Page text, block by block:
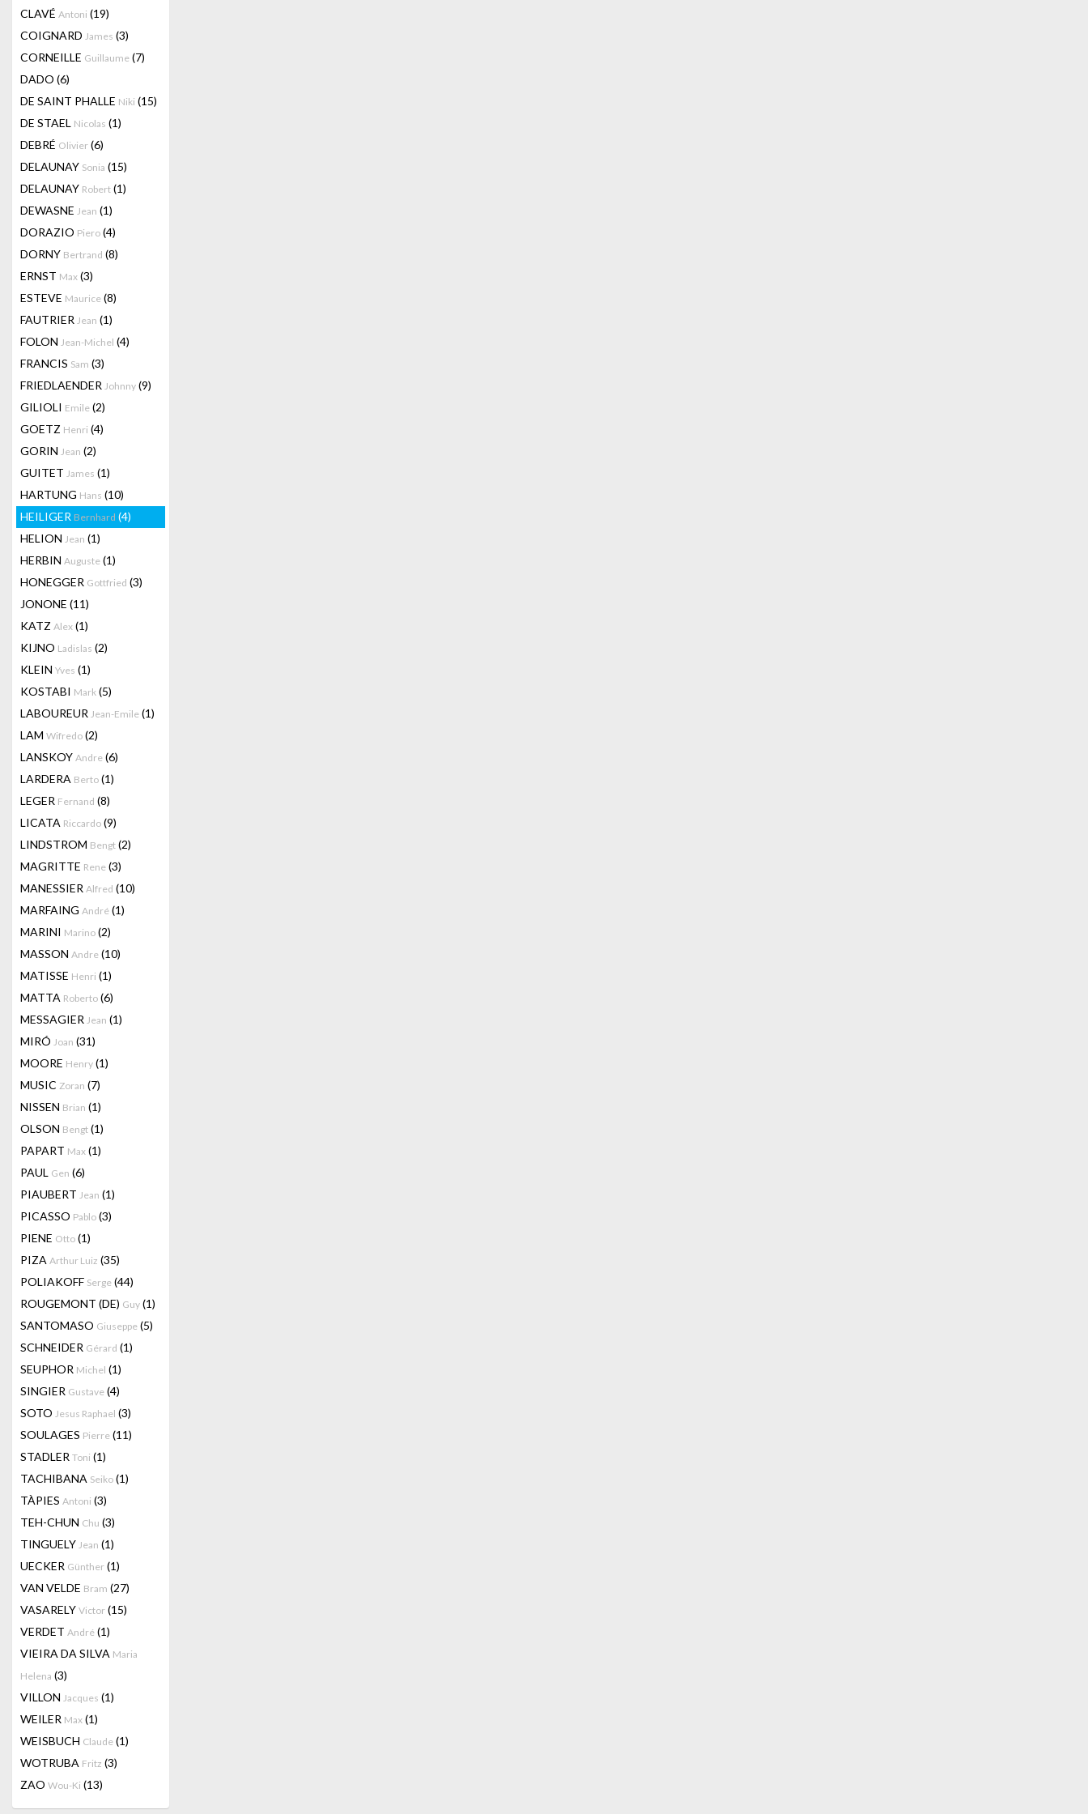
CLAVÉ Antoni (19)
COIGNARD James (3)
CORNEILLE Guillaume (7)
DADO (6)
DE SAINT PHALLE Niki (15)
DE STAEL Nicolas (1)
DEBRÉ Olivier (6)
DELAUNAY Sonia (15)
DELAUNAY Robert (1)
DEWASNE Jean (1)
DORAZIO Piero (4)
DORNY Bertrand (8)
ERNST Max (3)
ESTEVE Maurice (8)
FAUTRIER Jean (1)
FOLON Jean-Michel (4)
FRANCIS Sam (3)
FRIEDLAENDER Johnny (9)
GILIOLI Emile (2)
GOETZ Henri (4)
GORIN Jean (2)
GUITET James (1)
HARTUNG Hans (10)
HEILIGER Bernhard (4)
HELION Jean (1)
HERBIN Auguste (1)
HONEGGER Gottfried (3)
JONONE (11)
KATZ Alex (1)
KIJNO Ladislas (2)
KLEIN Yves (1)
KOSTABI Mark (5)
LABOUREUR Jean-Emile (1)
LAM Wifredo (2)
LANSKOY Andre (6)
LARDERA Berto (1)
LEGER Fernand (8)
LICATA Riccardo (9)
LINDSTROM Bengt (2)
MAGRITTE Rene (3)
MANESSIER Alfred (10)
MARFAING André (1)
MARINI Marino (2)
MASSON Andre (10)
MATISSE Henri (1)
MATTA Roberto (6)
MESSAGIER Jean (1)
MIRÓ Joan (31)
MOORE Henry (1)
MUSIC Zoran (7)
NISSEN Brian (1)
OLSON Bengt (1)
PAPART Max (1)
PAUL Gen (6)
PIAUBERT Jean (1)
PICASSO Pablo (3)
PIENE Otto (1)
PIZA Arthur Luiz (35)
POLIAKOFF Serge (44)
ROUGEMONT (DE) Guy (1)
SANTOMASO Giuseppe (5)
SCHNEIDER Gérard (1)
SEUPHOR Michel (1)
SINGIER Gustave (4)
SOTO Jesus Raphael (3)
SOULAGES Pierre (11)
STADLER Toni (1)
TACHIBANA Seiko (1)
TÀPIES Antoni (3)
TEH-CHUN Chu (3)
TINGUELY Jean (1)
UECKER Günther (1)
VAN VELDE Bram (27)
VASARELY Victor (15)
VERDET André (1)
VIEIRA DA SILVA Maria
Helena (3)
VILLON Jacques (1)
WEILER Max (1)
WEISBUCH Claude (1)
WOTRUBA Fritz (3)
ZAO Wou-Ki (13)